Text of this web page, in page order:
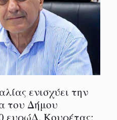
ενισχύει την
του Δήμου
ευρώΔ. Κουρέτας: